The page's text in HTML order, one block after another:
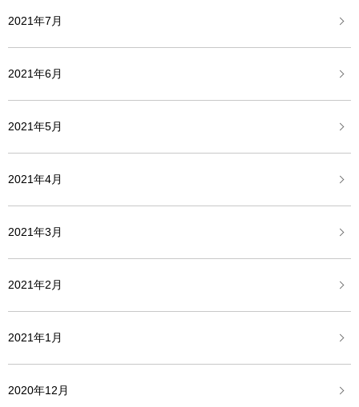
2021年7月
2021年6月
2021年5月
2021年4月
2021年3月
2021年2月
2021年1月
2020年12月